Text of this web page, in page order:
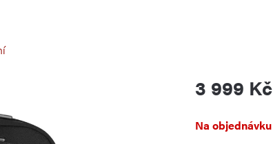
3 999 Kč
cena:
Na objednávku